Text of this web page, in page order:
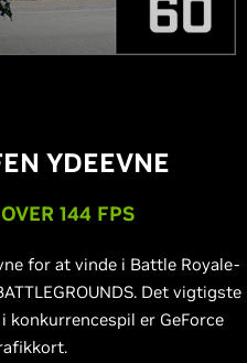
YDEEVNE
144 FPS
for at vinde i Battle Royale-
Det vigtigste
konkurrencespil er GeForce